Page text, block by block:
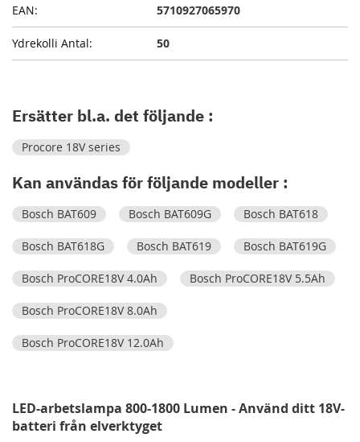
5710927065970
50
Ersätter bl.a. det följande :
Procore 18V series
Kan användas för följande modeller :
Bosch BAT609 Bosch BAT609G Bosch BAT618
Bosch BAT618G Bosch BAT619 Bosch BAT619G
Bosch ProCORE18V 4.0Ah Bosch ProCORE18V 5.5Ah
Bosch ProCORE18V 8.0Ah
Bosch ProCORE18V 12.0Ah
LED-arbetslampa 800-1800 Lumen - Använd ditt 18V-
batteri från elverktyget